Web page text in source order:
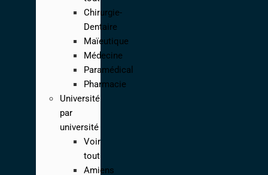
Chirurgie-
Dentaire
Maïeutique
Médecine
Paramédical
Pharmacie
Université
par
université
Voir
tout
Amiens